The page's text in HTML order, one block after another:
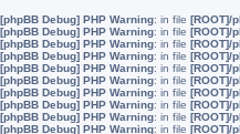
[phpBB Debug] PHP Warning: in file [ROOT]/
[phpBB Debug] PHP Warning: in file [ROOT]/
[phpBB Debug] PHP Warning: in file [ROOT]/
[phpBB Debug] PHP Warning: in file [ROOT]/
[phpBB Debug] PHP Warning: in file [ROOT]/
[phpBB Debug] PHP Warning: in file [ROOT]/
[phpBB Debug] PHP Warning: in file [ROOT]/
[phpBB Debug] PHP Warning: in file [ROOT]/
[phpBB Debug] PHP Warning: in file [ROOT]/
[phpBB Debug] PHP Warning: in file [ROOT]/